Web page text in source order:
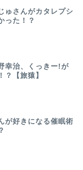
ゅさんがカタレプシ
った！？
幸治、くっきー!が
？【旅猿】
が好きになる催眠術